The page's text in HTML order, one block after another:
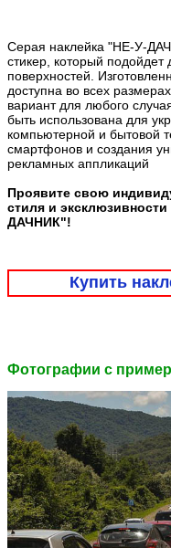
Серая наклейка "НЕ-У-
стикер, который
поверхностей.
доступна во всех
вариант для любого
быть использована для
компьютерной и бытовой
смартфонов и создания
рекламных аппликаций
Проявите свою
стиля и
ДАЧНИК"!
Купить
Фотографии c